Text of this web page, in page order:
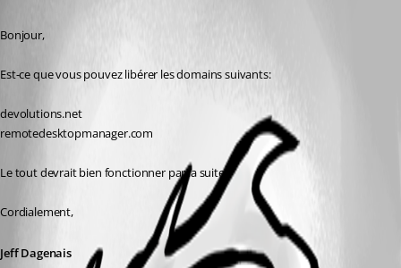
Bonjour,
Est-ce que vous pouvez libérer les domains suivants:
devolutions.net
remotedesktopmanager.com
Le tout devrait bien fonctionner par la suite.
Cordialement,
Jeff Dagenais